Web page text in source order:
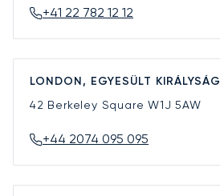
+41 22 782 12 12
LONDON, EGYESÜLT KIRÁLYSÁG
42 Berkeley SquareW1J 5AW
+44 2074 095 095